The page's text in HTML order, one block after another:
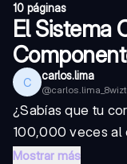
10 páginas
El Sistema
C carlos.lima
@
¿Sabías que tu
100,000 veces al
Mostrar más